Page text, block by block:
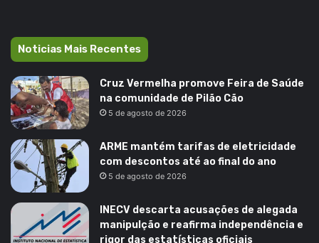
Noticias Mais Recentes
Cruz Vermelha promove Feira de Saúde
na comunidade de Pilão Cão
5 de agosto de 2026
ARME mantém tarifas de eletricidade
com descontos até ao final do ano
5 de agosto de 2026
INECV descarta acusações de alegada
manipulção e reafirma independência e
rigor das estatísticas oficiais